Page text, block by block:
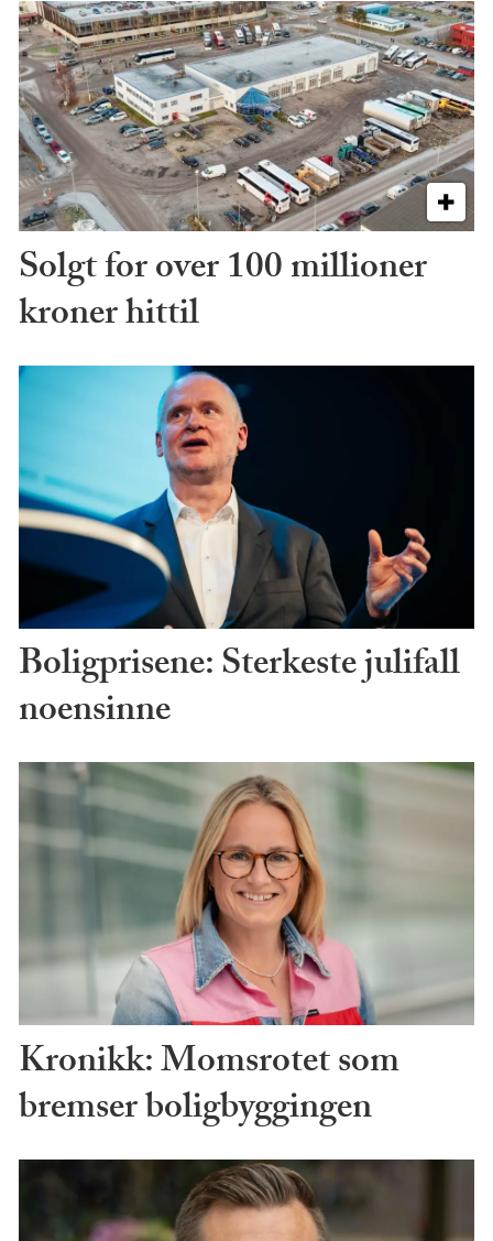
Solgt for over 100 millioner
kroner hittil
Boligprisene: Sterkeste julifall
noensinne
Kronikk: Momsrotet som
bremser boligbyggingen